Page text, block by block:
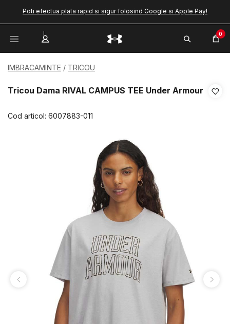
Poti efectua plata rapid si sigur folosind Google si Apple Pay!
0
IMBRACAMINTE TRICOU
Tricou Dama RIVAL CAMPUS TEE Under Armour
Cod articol: 6007883-011